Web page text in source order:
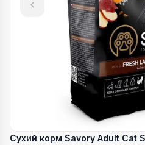
Сухий корм Savory Adult Cat